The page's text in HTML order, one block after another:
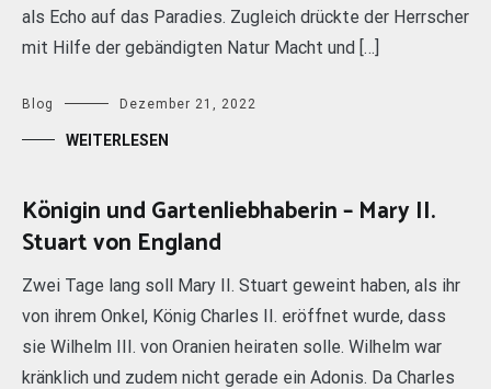
als Echo auf das Paradies. Zugleich drückte der Herrscher
mit Hilfe der gebändigten Natur Macht und […]
Blog Dezember 21, 2022
WEITERLESEN
Königin und Gartenliebhaberin – Mary II.
Stuart von England
Zwei Tage lang soll Mary II. Stuart geweint haben, als ihr
von ihrem Onkel, König Charles II. eröffnet wurde, dass
sie Wilhelm III. von Oranien heiraten solle. Wilhelm war
kränklich und zudem nicht gerade ein Adonis. Da Charles